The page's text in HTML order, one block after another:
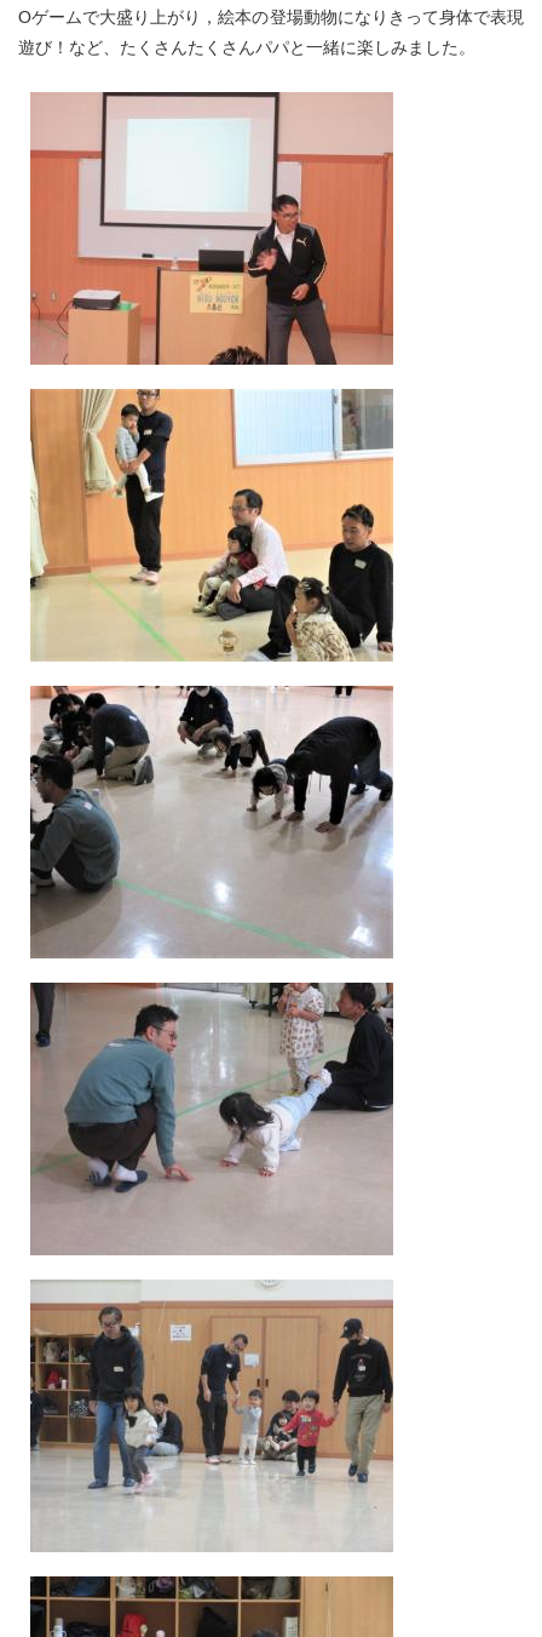
Oゲームで大盛り上がり，絵本の登場動物になりきって身体で表現
遊び！など、たくさんたくさんパパと一緒に楽しみました。